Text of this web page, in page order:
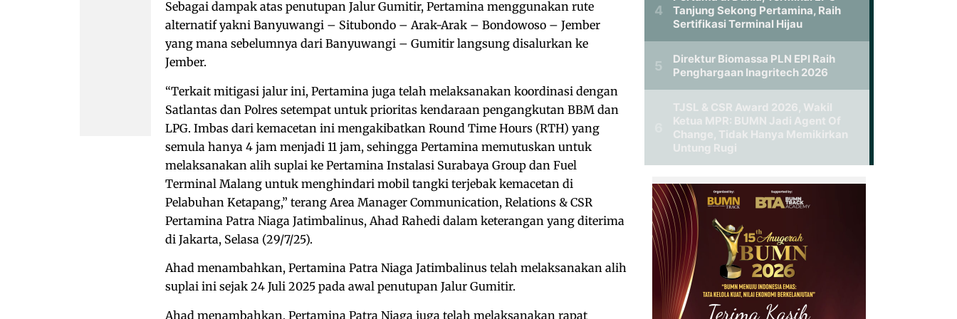
Sebagai dampak atas penutupan Jalur Gumitir, Pertamina menggunakan rute
alternatif yakni Banyuwangi – Situbondo – Arak-Arak – Bondowoso – Jember
yang mana sebelumnya dari Banyuwangi – Gumitir langsung disalurkan ke
Jember.
“Terkait mitigasi jalur ini, Pertamina juga telah melaksanakan koordinasi dengan
Satlantas dan Polres setempat untuk prioritas kendaraan pengangkutan BBM dan
LPG. Imbas dari kemacetan ini mengakibatkan Round Time Hours (RTH) yang
semula hanya 4 jam menjadi 11 jam, sehingga Pertamina memutuskan untuk
melaksanakan alih suplai ke Pertamina Instalasi Surabaya Group dan Fuel
Terminal Malang untuk menghindari mobil tangki terjebak kemacetan di
Pelabuhan Ketapang,” terang Area Manager Communication, Relations & CSR
Pertamina Patra Niaga Jatimbalinus, Ahad Rahedi dalam keterangan yang diterima
di Jakarta, Selasa (29/7/25).
Ahad menambahkan, Pertamina Patra Niaga Jatimbalinus telah melaksanakan alih
suplai ini sejak 24 Juli 2025 pada awal penutupan Jalur Gumitir.
Ahad menambahkan, Pertamina Patra Niaga juga telah melaksanakan rapat